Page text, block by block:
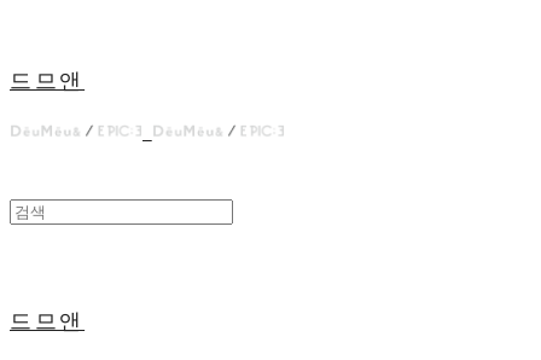
드므앤
드므앤